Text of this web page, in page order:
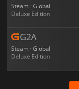
Steam · Global
Deluxe Edition
G2A
Steam · Global
Deluxe Edition